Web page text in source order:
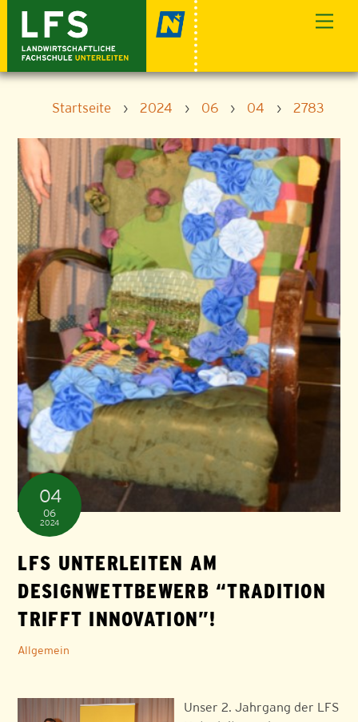
content
Startseite › 2024 › 06 › 04 › 2783
04
06
2024
LFS UNTERLEITEN AM
DESIGNWETTBEWERB “TRADITION
TRIFFT INNOVATION”!
Allgemein
Unser 2. Jahrgang der LFS